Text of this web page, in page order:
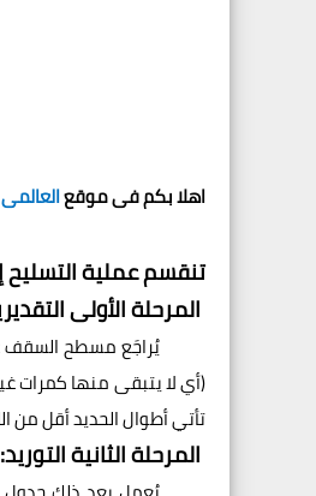
اهلا بكم فى موقع
تنقسم عملية التسليح
المرحلة الأولى
يُراجَع مسطح السقف
(أي لا يتبقى منها كمرات
تأتي أطوال الحديد أقل من
المرحلة الثانية التوريد: